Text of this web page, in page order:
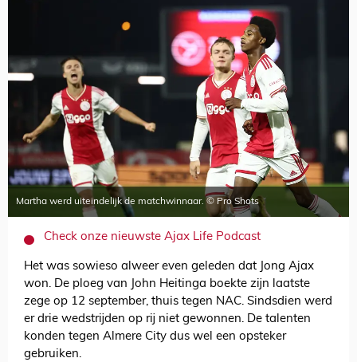
Martha werd uiteindelijk de matchwinnaar. © Pro Shots
Check onze nieuwste Ajax Life Podcast
Het was sowieso alweer even geleden dat Jong Ajax
won. De ploeg van John Heitinga boekte zijn laatste
zege op 12 september, thuis tegen NAC. Sindsdien werd
er drie wedstrijden op rij niet gewonnen. De talenten
konden tegen Almere City dus wel een opsteker
gebruiken.